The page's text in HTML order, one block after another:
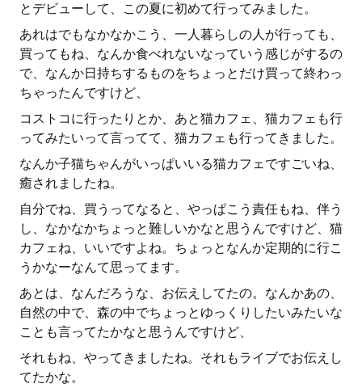
とデビューして、この夏に初めて行ってみました。
あれはでもなかなかこう、一人暮らしの人が行っても、
買ってもね、なんか食べれないなっていう感じがするの
で、なんか日持ちするものをちょっとだけ買って終わっ
ちゃったんですけど、
コストコに行ったりとか、あと猫カフェ、猫カフェも行
ってみたいって言ってて、猫カフェも行ってきました。
なんか子猫ちゃんがいっぱいいる猫カフェですごいね、
癒されましたね。
自分でね、買うってなると、やっぱこう責任もね、伴う
し、なかなかちょっと難しいかなと思うんですけど、猫
カフェね、いいですよね。ちょっとなんか定期的に行こ
うかなーなんて思ってます。
あとは、なんだろうな、お伝えしてたの。なんかあの、
自然の中で、森の中でちょっとゆっくりしたいみたいな
ことも言ってたかなと思うんですけど、
それもね、やってきましたね。それもライブでお伝えし
てたかな。